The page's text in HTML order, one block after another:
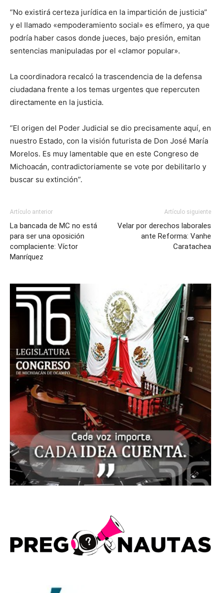
“No existirá certeza jurídica en la impartición de justicia”
y el llamado «empoderamiento social» es efímero, ya que
podría haber casos donde jueces, bajo presión, emitan
sentencias manipuladas por el «clamor popular».
La coordinadora recalcó la trascendencia de la defensa
ciudadana frente a los temas urgentes que repercuten
directamente en la justicia.
“El origen del Poder Judicial se dio precisamente aquí, en
nuestro Estado, con la visión futurista de Don José María
Morelos. Es muy lamentable que en este Congreso de
Michoacán, contradictoriamente se vote por debilitarlo y
buscar su extinción”.
Artículo anterior
La bancada de MC no está
para ser una oposición
complaciente: Víctor
Manríquez
Artículo siguiente
Velar por derechos laborales
ante Reforma: Vanhe
Caratachea